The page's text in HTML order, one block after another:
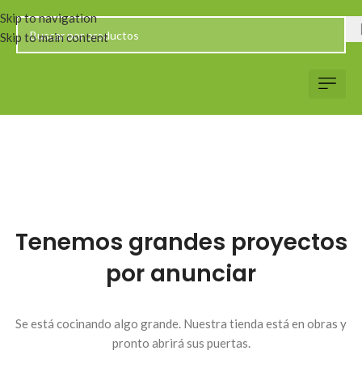
Skip to navigation
Skip to main content
Tenemos grandes proyectos
por anunciar
Se está cocinando algo grande. Nuestra tienda está en obras y
pronto abrirá sus puertas.